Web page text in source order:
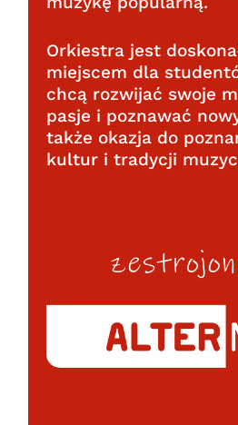
Orkiestra jest
miejscem dla
chcą rozwijać swoje
pasje i poznawać
także okazja do
kultur i tradycji